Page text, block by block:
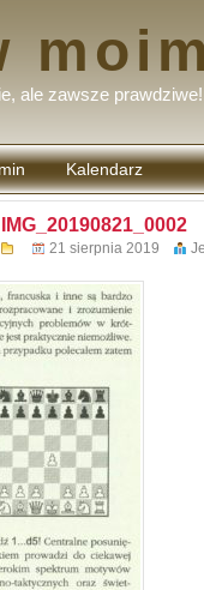
ale zawsze prawdziwe!
Kalendarz
IMG_20190821_0002
21 sierpnia 2019